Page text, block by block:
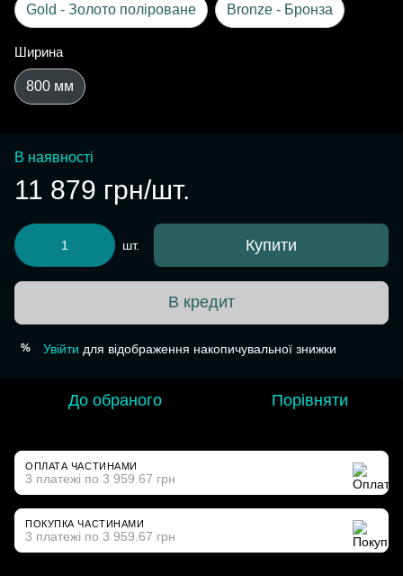
Gold - Золото поліроване Bronze - Бронза
Ширина
800 мм
В наявності
11 879 грн/шт.
шт. Купити
В кредит
% Увійти для відображення накопичувальної знижки
До обраного Порівняти
ОПЛАТА ЧАСТИНАМИ
3 платежі по 3 959.67 грн
ПОКУПКА ЧАСТИНАМИ
3 платежі по 3 959.67 грн